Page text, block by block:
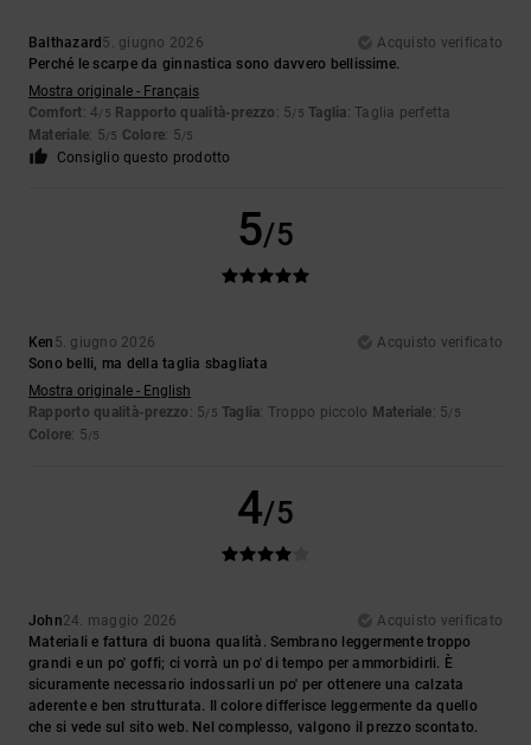
Balthazard 5. giugno 2026
Acquisto verificato
Perché le scarpe da ginnastica sono davvero bellissime.
Mostra originale - Français
Comfort: 4/5 Rapporto qualità-prezzo : 5/5 Taglia: Taglia perfetta
Materiale: 5/5 Colore: 5/5
Consiglio questo prodotto
5/5
Ken 5. giugno 2026
Acquisto verificato
Sono belli, ma della taglia sbagliata
Mostra originale - English
Rapporto qualità-prezzo : 5/5 Taglia: Troppo piccolo Materiale: 5/5
Colore: 5/5
4/5
John24. maggio 2026
Acquisto verificato
Materiali e fattura di buona qualità. Sembrano leggermente troppo
grandi e un po' goffi; ci vorrà un po' di tempo per ammorbidirli. È
sicuramente necessario indossarli un po' per ottenere una calzata
aderente e ben strutturata. Il colore differisce leggermente da quello
che si vede sul sito web. Nel complesso, valgono il prezzo scontato.